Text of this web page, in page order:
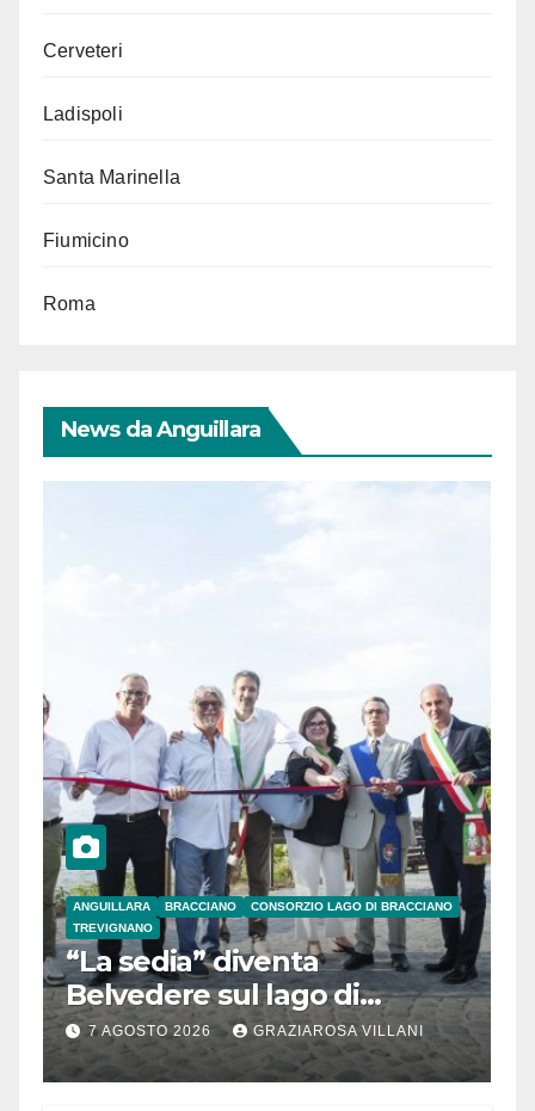
Cerveteri
Ladispoli
Santa Marinella
Fiumicino
Roma
News da Anguillara
ANGUILLARA BRACCIANO
CONSORZIO LAGO DI BRACCIANO
TREVIGNANO
“La sedia” diventa
Belvedere sul lago di
Bracciano: ieri
l’inaugurazione
7 AGOSTO 2026 GRAZIAROSA VILLANI